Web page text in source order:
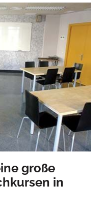
große
in